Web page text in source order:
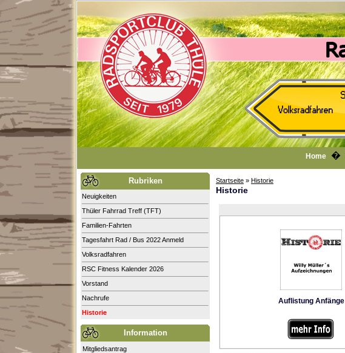
Home�
Rubriken
Neuigkeiten
Thüler Fahrrad Treff (TFT)
Familien-Fahrten
Tagesfahrt Rad / Bus 2022 Anmeld
Volksradfahren
RSC Fitness Kalender 2026
Vorstand
Nachrufe
Historie
Information
Mitgliedsantrag
Startseite » Historie
Historie
Auflistung Anfänge